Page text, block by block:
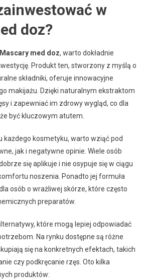
w
doz?
Mascary med doz, warto dokładnie
Produkt ten, stworzony z myślą o
składniki, oferuje innowacyjne
makijażu. Dzięki naturalnym ekstraktom
i zapewniać im zdrowy wygląd, co dla
być kluczowym atutem.
każdego kosmetyku, warto wziąć pod
jak i negatywne opinie. Wiele osób
się aplikuje i nie osypuje się w ciągu
noszenia. Ponadto jej formuła
osób o wrażliwej skórze, które często
preparatów.
które mogą lepiej odpowiadać
Na rynku dostępne są różne
się na konkretnych efektach, takich
czy podkręcanie rzęs. Oto kilka
produktów: